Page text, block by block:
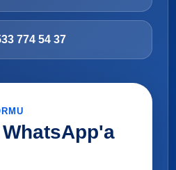
774 54 37